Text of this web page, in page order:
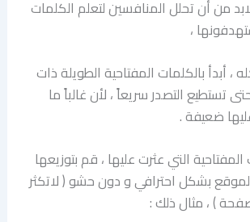
من أن تحلل المنافسين لتعلم الكلمات
،
أبدأ بالكلمات المفتاحية الطويلة ذات
تستطيع التصدر سريعاً ، لأن غالباً ما
ضعيفة .
التي عثرت عليها ، قم بتوزيعها
بشكل احترافي و دون حشو ( لاتكثر
) ، مثال ذلك :